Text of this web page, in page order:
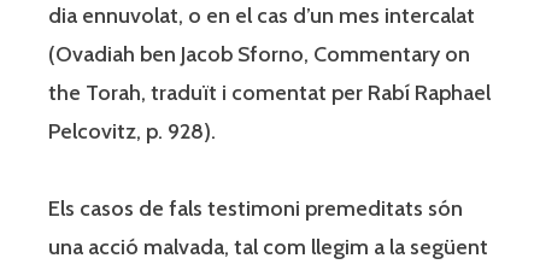
dia ennuvolat, o en el cas d’un mes intercalat
(Ovadiah ben Jacob Sforno, Commentary on
the Torah, traduït i comentat per Rabí Raphael
Pelcovitz, p. 928).
Els casos de fals testimoni premeditats són
una acció malvada, tal com llegim a la següent